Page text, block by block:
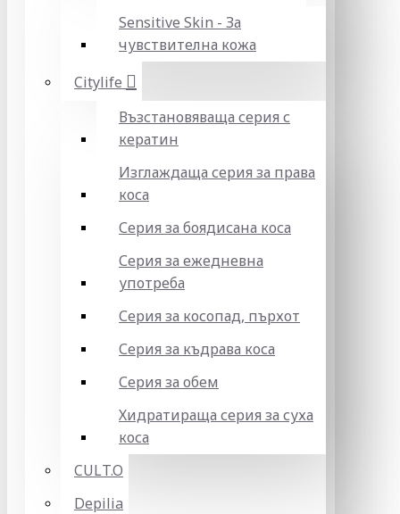
Sensitive Skin - За
чувствителна кожа
Citylife
Възстановяваща серия с
кератин
Изглаждаща серия за права
коса
Серия за боядисана коса
Серия за ежедневна
употреба
Серия за косопад, пърхот
Серия за къдрава коса
Серия за обем
Хидратираща серия за суха
коса
CULT.O
Depilia